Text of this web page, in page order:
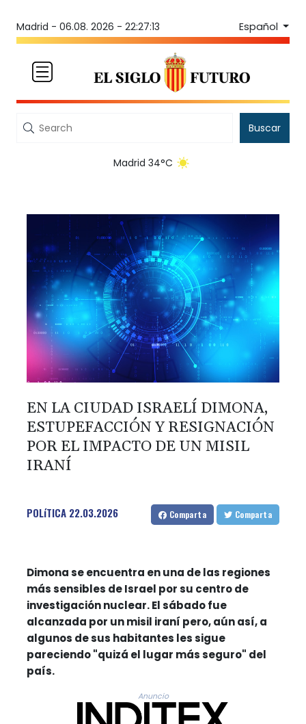
Madrid - 06.08. 2026 - 22:27:13 Español
Buscar
Madrid 34°C
EN LA CIUDAD ISRAELÍ DIMONA,
ESTUPEFACCIÓN Y RESIGNACIÓN
POR EL IMPACTO DE UN MISIL
IRANÍ
POLíTICA 22.03.2026 Comparta Comparta
Dimona se encuentra en una de las regiones
más sensibles de Israel por su centro de
investigación nuclear. El sábado fue
alcanzada por un misil iraní pero, aún así, a
algunos de sus habitantes les sigue
pareciendo "quizá el lugar más seguro" del
país.
Anuncio